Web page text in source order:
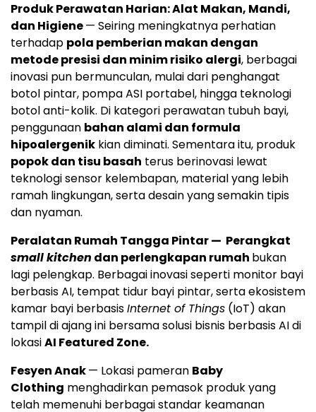
Produk Perawatan Harian: Alat Makan, Mandi,
dan Higiene— Seiring meningkatnya perhatian
terhadap pola pemberian makan dengan
metode presisi dan minim risiko alergi, berbagai
inovasi pun bermunculan, mulai dari penghangat
botol pintar, pompa ASI portabel, hingga teknologi
botol anti-kolik. Di kategori perawatan tubuh bayi,
penggunaan bahan alami dan formula
hipoalergenik kian diminati. Sementara itu, produk
popok dan tisu basah terus berinovasi lewat
teknologi sensor kelembapan, material yang lebih
ramah lingkungan, serta desain yang semakin tipis
dan nyaman.
Peralatan Rumah Tangga Pintar — Perangkat
small kitchen dan perlengkapan rumah bukan
lagi pelengkap. Berbagai inovasi seperti monitor bayi
berbasis AI, tempat tidur bayi pintar, serta ekosistem
kamar bayi berbasisInternet of Things (IoT) akan
tampil di ajang ini bersama solusi bisnis berbasis AI di
lokasiAI Featured Zone.
Fesyen Anak— Lokasi pameran Baby
Clothing menghadirkan pemasok produk yang
telah memenuhi berbagai standar keamanan